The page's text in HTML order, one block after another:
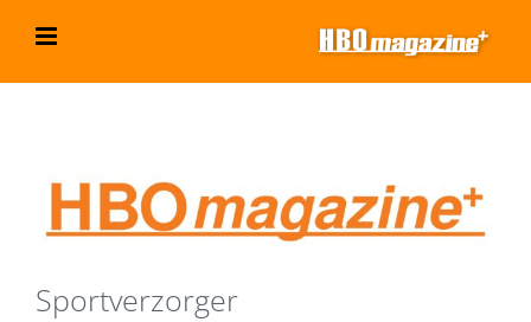
inhoud
grotere
afbeelding
Sportverzorger